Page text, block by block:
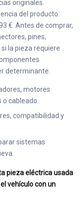
originales.
del producto:
€. Antes de comprar,
pines,
la pieza requiere
determinante.
motores
cableado.
compatibilidad y
sistemas
pieza eléctrica usada
vehículo con un